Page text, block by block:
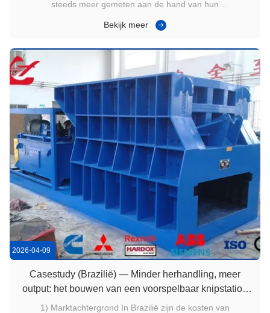
steeds meer gemeten aan de hand van hun
onregelmatige maten verscheept, ontstaan er wachtrijen voor
is hogere vrachtkosten per ton en ...
Bekijk meer
2026-04-09
Casestudy (Brazilië) — Minder herhandling, meer
output: het bouwen van een voorspelbaar knipstation
voor gemengd zwaar schroot
1) Marktachtergrond In Brazilië zijn de kosten van